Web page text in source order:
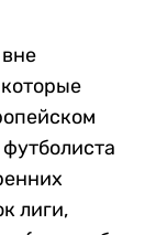
лиги,